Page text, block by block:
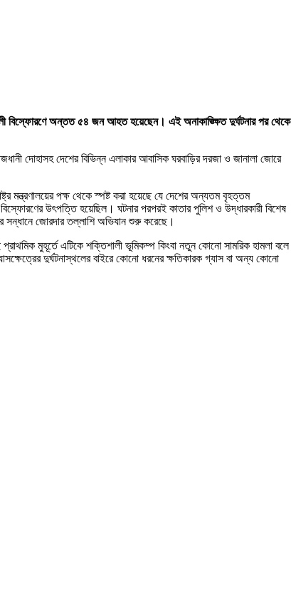
বিস্ফোরণে অন্তত ৫৪ জন আহত হয়েছেন। এই অনাকাঙ্ক্ষিত দুর্ঘটনার পর থেকে
দোহাসহ দেশের বিভিন্ন এলাকার আবাসিক ঘরবাড়ির দরজা ও জানালা জোরে
মন্ত্রণালয়ের পক্ষ থেকে স্পষ্ট করা হয়েছে যে দেশের অন্যতম বৃহত্তম
উৎপত্তি হয়েছিল। ঘটনার পরপরই কাতার পুলিশ ও উদ্ধারকারী বিশেষ
সন্ধানে জোরদার তল্লাশি অভিযান শুরু করেছে।
মুহূর্তে এটিকে শক্তিশালী ভূমিকম্প কিংবা নতুন কোনো সামরিক হামলা বলে
দুর্ঘটনাস্থলের বাইরে কোনো ধরনের ক্ষতিকারক গ্যাস বা অন্য কোনো